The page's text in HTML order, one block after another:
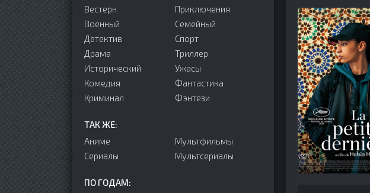
Вестерн
Военный
Детектив
Драма
Исторический
Комедия
Криминал
Приключения
Семейный
Cпорт
Триллер
Ужасы
Фантастика
Фэнтези
ТАК ЖЕ:
Аниме
Сериалы
Мультфильмы
Мультсериалы
ПО ГОДАМ: